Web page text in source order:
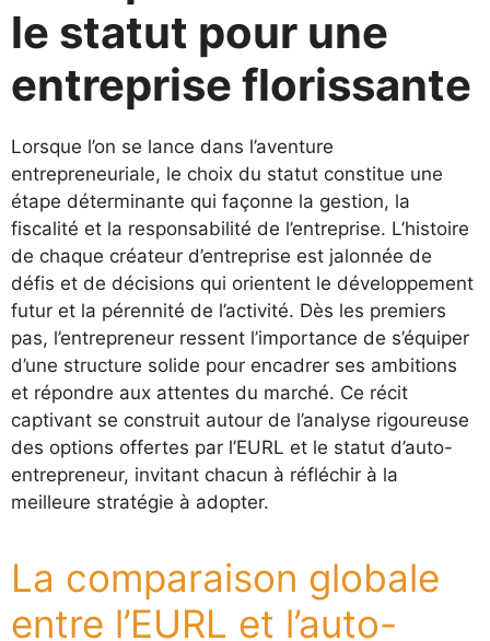
le statut pour une
entreprise florissante
Lorsque l’on se lance dans l’aventure
entrepreneuriale, le choix du statut constitue une
étape déterminante qui façonne la gestion, la
fiscalité et la responsabilité de l’entreprise. L’histoire
de chaque créateur d’entreprise est jalonnée de
défis et de décisions qui orientent le développement
futur et la pérennité de l’activité. Dès les premiers
pas, l’entrepreneur ressent l’importance de s’équiper
d’une structure solide pour encadrer ses ambitions
et répondre aux attentes du marché. Ce récit
captivant se construit autour de l’analyse rigoureuse
des options offertes par l’EURL et le statut d’auto-
entrepreneur, invitant chacun à réfléchir à la
meilleure stratégie à adopter.
La comparaison globale
entre l’EURL et l’auto-